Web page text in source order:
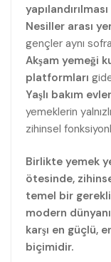
yapılandırılması
Nesiller arası
gençler aynı
Akşam yemeği
platformları
Yaşlı bakım
yemeklerin
zihinsel
Birlikte yemek
ötesinde,
temel bir
modern
karşı en güçlü,
biçimidir.